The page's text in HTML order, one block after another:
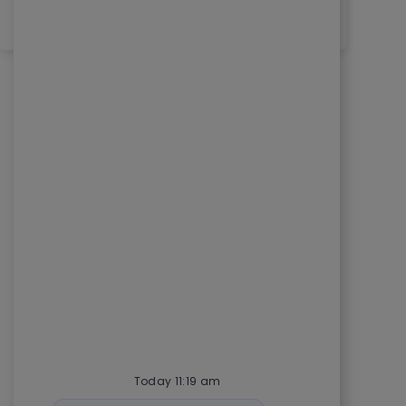
Today 11:19 am